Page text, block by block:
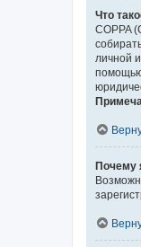
Что
COPPA
личной
помощью
Почему